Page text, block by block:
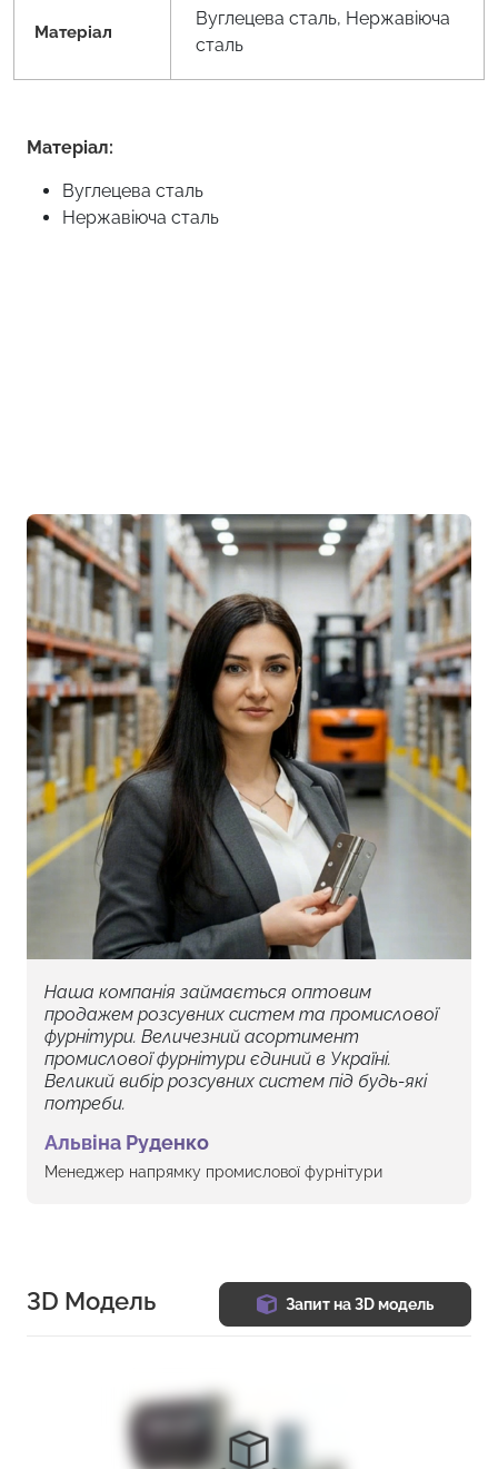
Матеріал
Вуглецева сталь, Нержавіюча
сталь
Матеріал:
Вуглецева сталь
Нержавіюча сталь
Наша компанія займається оптовим
продажем розсувних систем та промислової
фурнітури. Величезний асортимент
промислової фурнітури єдиний в Україні.
Великий вибір розсувних систем під будь-які
потреби.
Альвіна Руденко
Менеджер напрямку промислової фурнітури
3D Модель Запит на 3D модель